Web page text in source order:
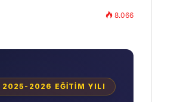
8.066
2025-2026 EĞİTİM YILI